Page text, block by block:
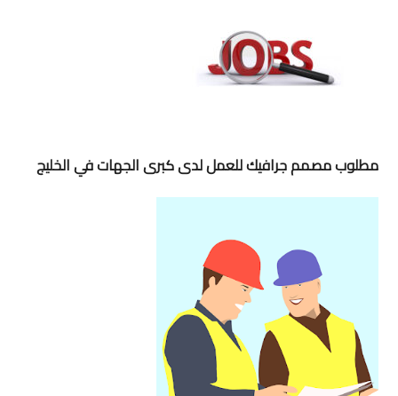
مطلوب مصمم جرافيك للعمل لدى كبرى الجهات في الخليج